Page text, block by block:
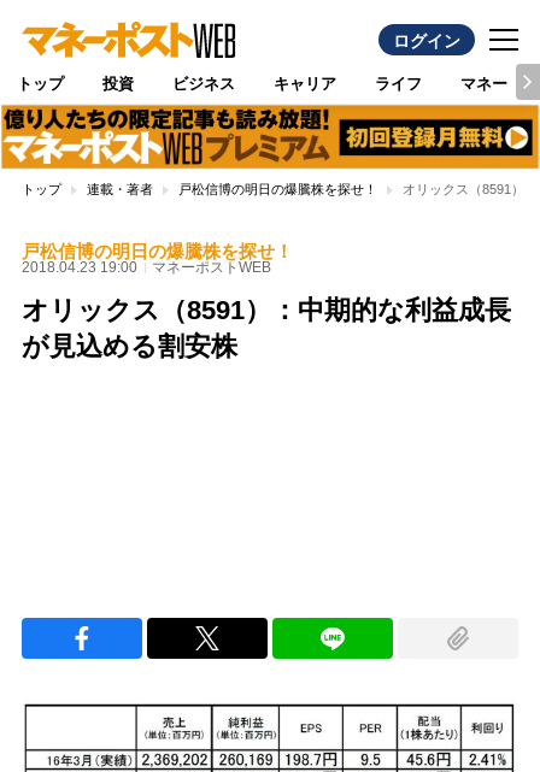
ログイン
トップ 投資 ビジネス キャリア ライフ マネー
トップ 連載・著者 戸松信博の明日の爆騰株を探せ！ オリックス（8591）
戸松信博の明日の爆騰株を探せ！
2018.04.23 19:00 マネーポストWEB
オリックス（8591）：中期的な利益成長
が見込める割安株